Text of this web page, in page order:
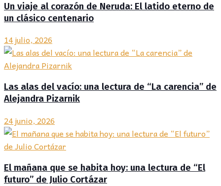
Un viaje al corazón de Neruda: El latido eterno de
un clásico centenario
14 julio, 2026
Las alas del vacío: una lectura de “La carencia” de
Alejandra Pizarnik
24 junio, 2026
El mañana que se habita hoy: una lectura de “El
futuro” de Julio Cortázar